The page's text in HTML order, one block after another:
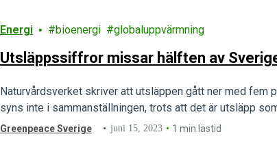
Energi bioenergi globaluppvärmning
Utsläppssiffror missar hälften av
Naturvårdsverket skriver att utsläppen gått ner med fem
syns inte i sammanställningen, trots att det är utsläpp
Greenpeace Sverige juni 15, 2023 1 min lästid